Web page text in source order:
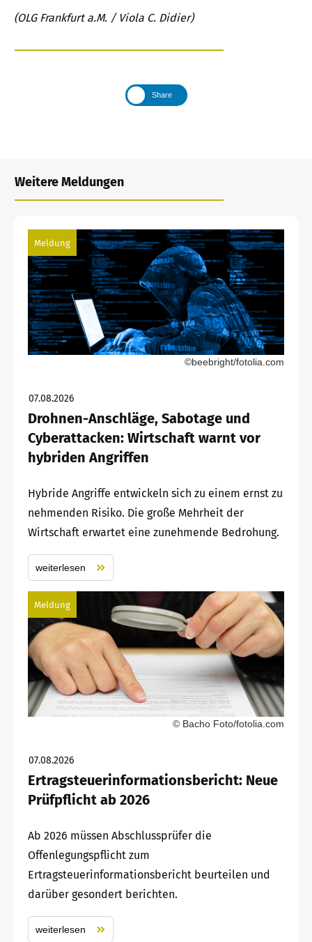
(OLG Frankfurt a.M. / Viola C. Didier)
Share
Weitere Meldungen
Meldung
©beebright/fotolia.com
07.08.2026
Drohnen-Anschläge, Sabotage und
Cyberattacken: Wirtschaft warnt vor
hybriden Angriffen
Hybride Angriffe entwickeln sich zu einem ernst zu
nehmenden Risiko. Die große Mehrheit der
Wirtschaft erwartet eine zunehmende Bedrohung.
weiterlesen
Meldung
© Bacho Foto/fotolia.com
07.08.2026
Ertragsteuerinformationsbericht: Neue
Prüfpflicht ab 2026
Ab 2026 müssen Abschlussprüfer die
Offenlegungspflicht zum
Ertragsteuerinformationsbericht beurteilen und
darüber gesondert berichten.
weiterlesen